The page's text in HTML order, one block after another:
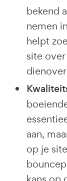
bekend
nemen
helpt
site
aan,
op je